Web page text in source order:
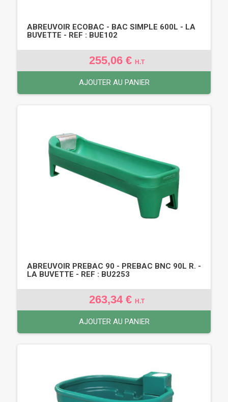
ABREUVOIR ECOBAC - BAC SIMPLE 600L - LA
BUVETTE - REF : BUE102
255,06 € H.T
AJOUTER AU PANIER
ABREUVOIR PREBAC 90 - PREBAC BNC 90L R. -
LA BUVETTE - REF : BU2253
263,34 € H.T
AJOUTER AU PANIER